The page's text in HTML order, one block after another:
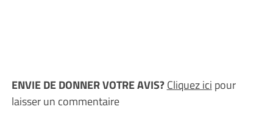
ENVIE DE DONNER VOTRE AVIS?Cliquez ici pour
laisser un commentaire